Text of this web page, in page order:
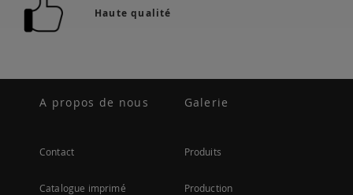
Haute qualité
A propos de nous
Contact
Catalogue imprimé
Galerie
Produits
Production